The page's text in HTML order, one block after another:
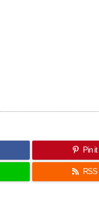
Pin it
RSS